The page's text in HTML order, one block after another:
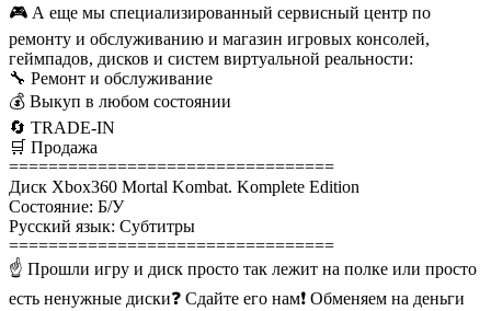
🎮 А еще мы специализированный сервисный центр по
ремонту и обслуживанию и магазин игровых консолей,
геймпадов, дисков и систем виртуальной реальности:
🔧 Ремонт и обслуживание
💰 Выкуп в любом состоянии
🔄 TRADE-IN
🛒 Продажа
=================================
Диск Xbox360 Mortal Kombat. Komplete Edition
Состояние: Б/У
Русский язык: Субтитры
=================================
☝ Прошли игру и диск просто так лежит на полке или просто
есть ненужные диски❓ Сдайте его нам❗ Обменяем на деньги